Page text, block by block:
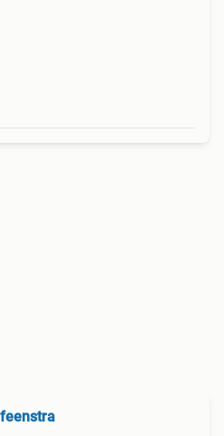
feenstra